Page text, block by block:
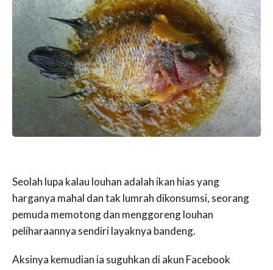
Seolah lupa kalau louhan adalah ikan hias yang
harganya mahal dan tak lumrah dikonsumsi, seorang
pemuda memotong dan menggoreng louhan
peliharaannya sendiri layaknya bandeng.
Aksinya kemudian ia suguhkan di akun Facebook